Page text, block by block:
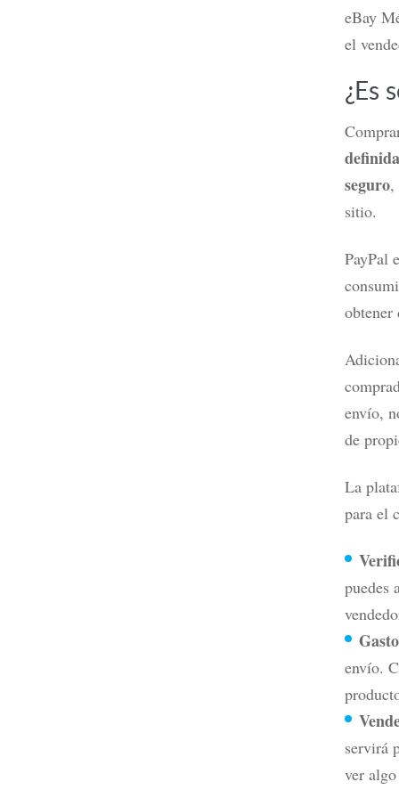
eBay
el
¿Es
seguro,
sitio.
PayPal
obtener
envío,
de
La
para el
puedes
envío.
servirá
ver